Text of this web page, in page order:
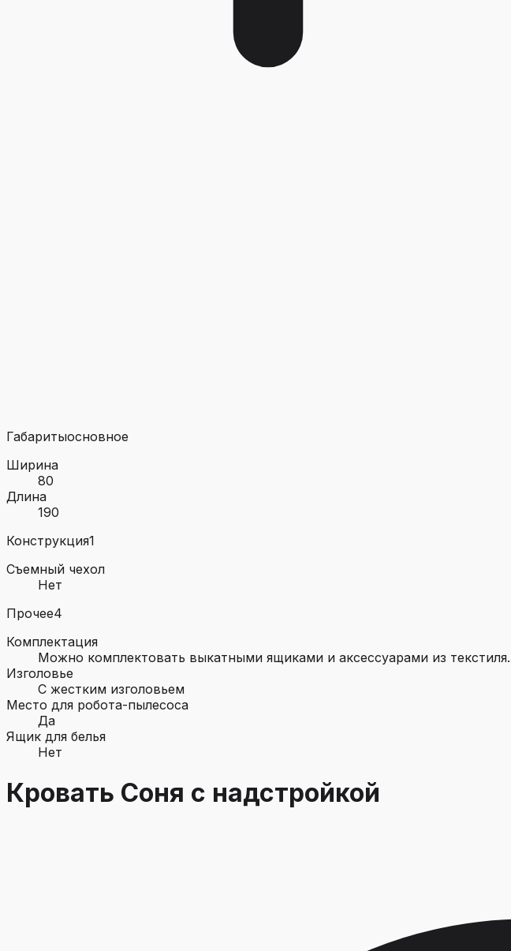
Габаритыосновное
Ширина
80
Длина
190
Конструкция1
Съемный чехол
Нет
Прочее4
Комплектация
Можно комплектовать выкатными ящиками и аксессуарами из текстиля.
Изголовье
С жестким изголовьем
Место для робота-пылесоса
Да
Ящик для белья
Нет
Кровать Соня с надстройкой